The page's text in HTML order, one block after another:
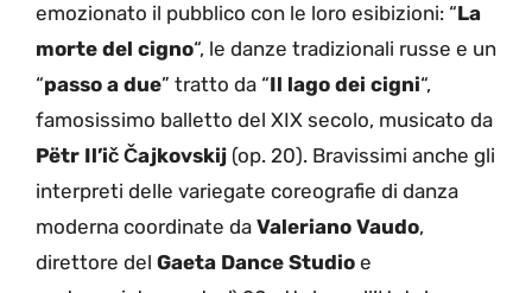
emozionato il pubblico con le loro esibizioni: “La
morte del cigno“, le danze tradizionali russe e un
“passo a due” tratto da “Il lago dei cigni“,
famosissimo balletto del XIX secolo, musicato da
Pëtr Il’ič Čajkovskij (op. 20). Bravissimi anche gli
interpreti delle variegate coreografie di danza
moderna coordinate da Valeriano Vaudo,
direttore del Gaeta Dance Studio e